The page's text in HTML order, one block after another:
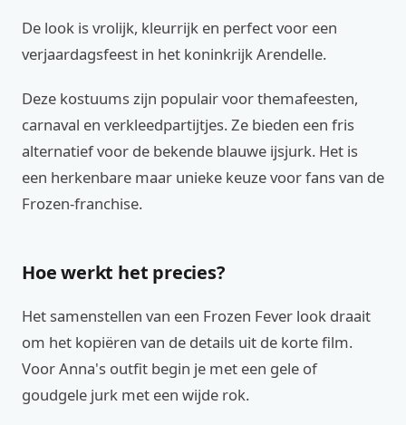
De look is vrolijk, kleurrijk en perfect voor een
verjaardagsfeest in het koninkrijk Arendelle.
Deze kostuums zijn populair voor themafeesten,
carnaval en verkleedpartijtjes. Ze bieden een fris
alternatief voor de bekende blauwe ijsjurk. Het is
een herkenbare maar unieke keuze voor fans van de
Frozen-franchise.
Hoe werkt het precies?
Het samenstellen van een Frozen Fever look draait
om het kopiëren van de details uit de korte film.
Voor Anna's outfit begin je met een gele of
goudgele jurk met een wijde rok.